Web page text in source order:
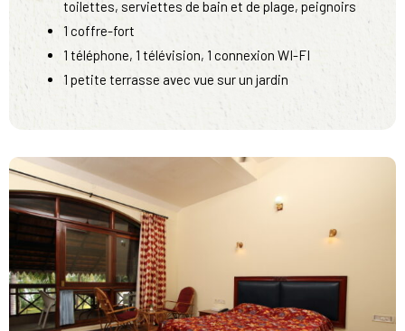
toilettes, serviettes de bain et de plage, peignoirs
1 coffre-fort
1 téléphone, 1 télévision, 1 connexion WI-FI
1 petite terrasse avec vue sur un jardin